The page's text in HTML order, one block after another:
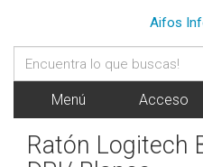
Aifos
Menú Acceso
Ratón Logitech